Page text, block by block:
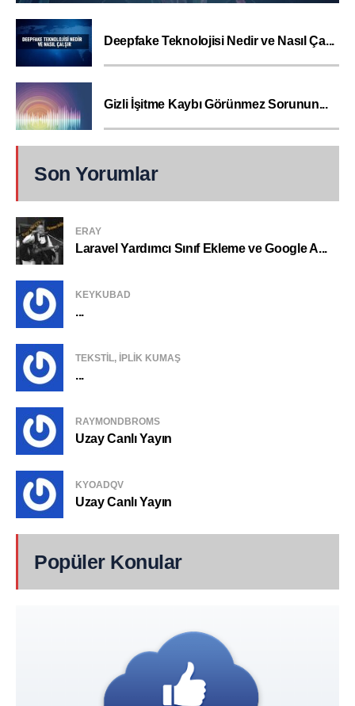
Deepfake Teknolojisi Nedir ve Nasıl Ça...
Gizli İşitme Kaybı Görünmez Sorunun...
Son Yorumlar
ERAY
Laravel Yardımcı Sınıf Ekleme ve Google A...
KEYKUBAD
...
TEKSTIL, IPLIK KUMAŞ
...
RAYMONDBROMS
Uzay Canlı Yayın
KYOADQV
Uzay Canlı Yayın
Popüler Konular